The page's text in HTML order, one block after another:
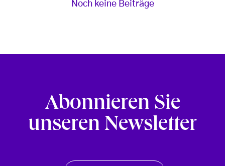
Noch keine Beiträge
Abonnieren Sie
unseren Newsletter